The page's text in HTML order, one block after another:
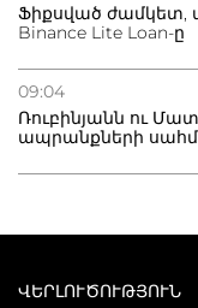
Ֆիքսված ժամկետ,
Binance Lite Loan-ը
09:04
Ռուբինյանն ու
ապրանքների
ՎԵՐԼՈՒԾՈՒԹՅՈՒՆ